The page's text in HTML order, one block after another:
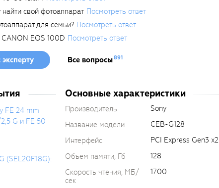
свой фотоаппарат Посмотреть ответ
для семьи? Посмотреть ответ
EOS 100D Посмотреть ответ
Все вопросы891
FE 24 mm
G и FE 50
(SEL20F18G):
Основные характеристики
Производитель
Sony
Название модели
CEB-G128
Интерфейс
PCI Express Gen3 x2
Объем памяти, Гб
128
Скорость чтения, МБ/
сек
1700